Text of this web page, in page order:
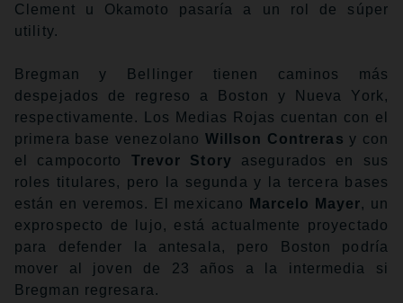
Clement u Okamoto pasaría a un rol de súper
utility.
Bregman y Bellinger tienen caminos más
despejados de regreso a Boston y Nueva York,
respectivamente. Los Medias Rojas cuentan con el
primera base venezolano Willson Contreras y con
el campocorto Trevor Story asegurados en sus
roles titulares, pero la segunda y la tercera bases
están en veremos. El mexicano
Marcelo Mayer, un
exprospecto de lujo, está actualmente proyectado
para defender la antesala, pero Boston podría
mover al joven de 23 años a la intermedia si
Bregman regresara.